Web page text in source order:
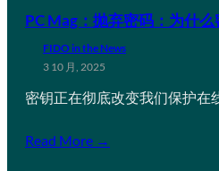
PC Mag：抛弃密码：为什
FIDO in the News
3 10 月, 2025
密钥正在彻底改变我们保护在
Read More →